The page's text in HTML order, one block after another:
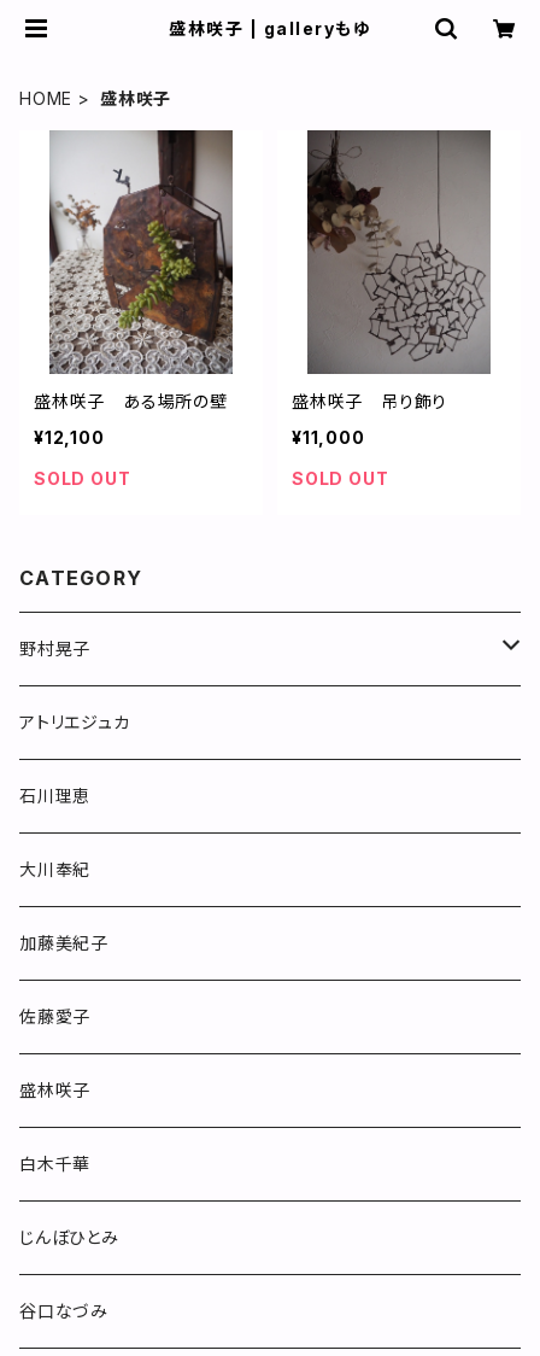
盛林咲子 | galleryもゆ
HOME 盛林咲子
盛林咲子 ある場所の壁
¥12,100
SOLD OUT
盛林咲子 吊り飾り
¥11,000
SOLD OUT
CATEGORY
野村晃子
マグカップ
めしわん
フリーカップ
カップ&ソーサー
ポット
お皿
酒器
小物
others
アトリエジュカ
石川理恵
大川奉紀
加藤美紀子
佐藤愛子
盛林咲子
白木千華
じんぼひとみ
谷口なづみ